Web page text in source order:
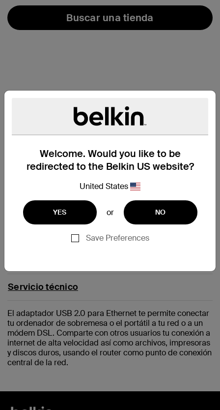
Welcome. Would you like to be
redirected to the Belkin US website?
United States
YES or NO
Save Preferences
Buscar una tienda
Servicio técnico
El adaptador USB 2.0 para Ethernet te permite conectar
tu ordenador de sobremesa o el portátil a tu red o a un
módem DSL. Comparte con otros usuarios tu conexión a
internet de alta velocidad así como archivos, impresoras
y discos duros, usando el router como punto de conexión
central de la red.